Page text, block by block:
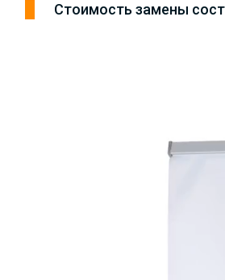
Стоимость замены